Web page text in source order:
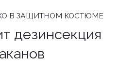
В ЗАЩИТНОМ КОСТЮМЕ
дезинсекция